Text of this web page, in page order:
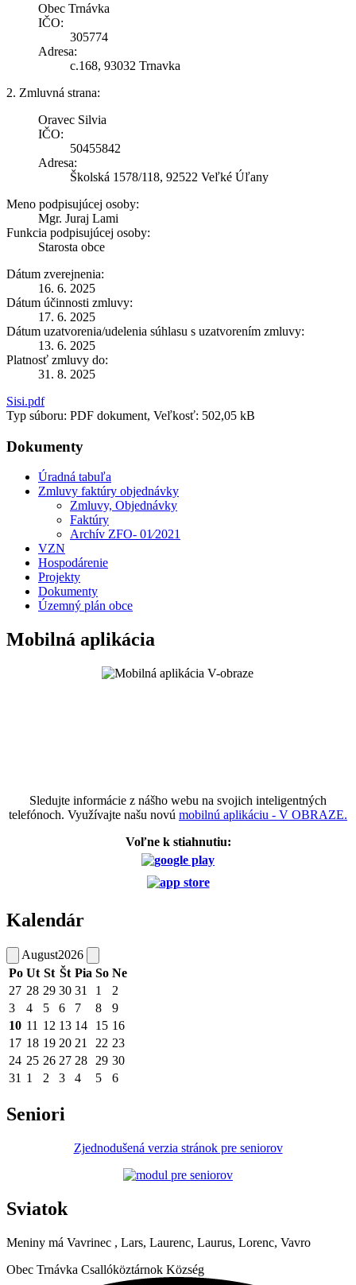
Obec Trnávka
IČO:
305774
Adresa:
c.168, 93032 Trnavka
2. Zmluvná strana:
Oravec Silvia
IČO:
50455842
Adresa:
Školská 1578/118, 92522 Veľké Úľany
Meno podpisujúcej osoby:
Mgr. Juraj Lami
Funkcia podpisujúcej osoby:
Starosta obce
Dátum zverejnenia:
16. 6. 2025
Dátum účinnosti zmluvy:
17. 6. 2025
Dátum uzatvorenia/udelenia súhlasu s uzatvorením zmluvy:
13. 6. 2025
Platnosť zmluvy do:
31. 8. 2025
Sisi.pdf
Typ súboru: PDF dokument, Veľkosť: 502,05 kB
Dokumenty
Úradná tabuľa
Zmluvy faktúry objednávky
Zmluvy, Objednávky
Faktúry
Archív ZFO- 01⁄2021
VZN
Hospodárenie
Projekty
Dokumenty
Územný plán obce
Mobilná aplikácia
Sledujte informácie z nášho webu na svojich inteligentných
telefónoch. Využívajte našu novú mobilnú aplikáciu - V OBRAZE.
Voľne k stiahnutiu:
Kalendár
August2026
Po Ut St Št Pia So Ne
27 28 29 30 31 1
2
3
4 5 6 7 8
9
10 11 12 13 14 15 16
17 18 19 20 21 22 23
24 25 26 27 28 29 30
31 1 2 3 4 5 6
Seniori
Zjednodušená verzia stránok pre seniorov
Sviatok
Meniny má Vavrinec , Lars, Laurenc, Laurus, Lorenc, Vavro
Obec Trnávka Csallóköztárnok Község